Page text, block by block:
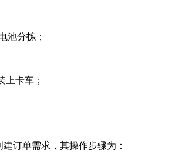
池分拣；
上卡车；
订单需求，其操作步骤为：